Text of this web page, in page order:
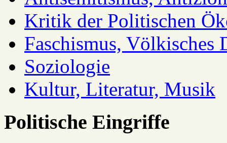
Kritik der Politischen
Faschismus, Völkisches
Soziologie
Kultur, Literatur, Musik
Politische Eingriffe